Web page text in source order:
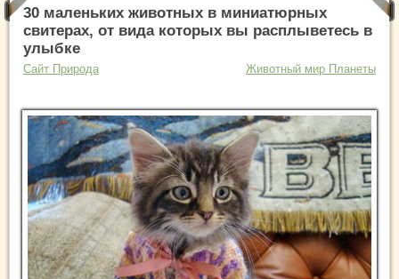
30 маленьких животных в миниатюрных
свитерах, от вида которых вы расплыветесь в
улыбке
Сайт Природа Животный мир Планеты